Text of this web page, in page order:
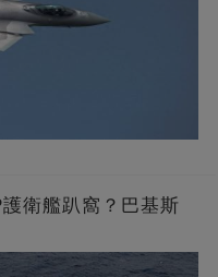
衛艦趴窩？巴基斯